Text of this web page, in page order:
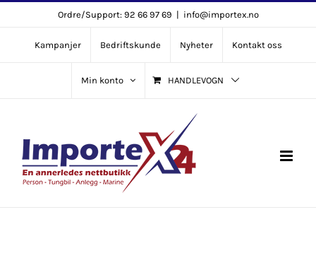
content
Ordre/Support: 92 66 97 69 | info@importex.no
Kampanjer Bedriftskunde Nyheter Kontakt oss
Min konto HANDLEVOGN